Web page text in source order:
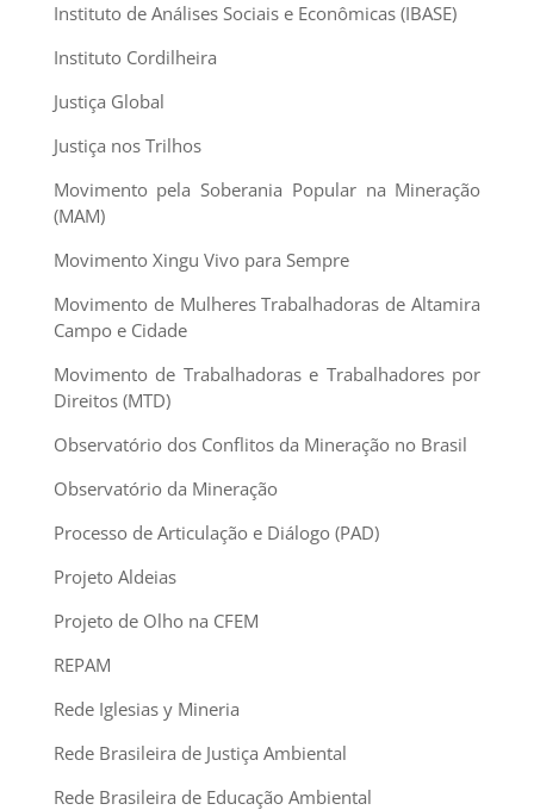
Instituto de Análises Sociais e Econômicas (IBASE)
Instituto Cordilheira
Justiça Global
Justiça nos Trilhos
Movimento pela Soberania Popular na Mineração
(MAM)
Movimento Xingu Vivo para Sempre
Movimento de Mulheres Trabalhadoras de Altamira
Campo e Cidade
Movimento de Trabalhadoras e Trabalhadores por
Direitos (MTD)
Observatório dos Conflitos da Mineração no Brasil
Observatório da Mineração
Processo de Articulação e Diálogo (PAD)
Projeto Aldeias
Projeto de Olho na CFEM
REPAM
Rede Iglesias y Mineria
Rede Brasileira de Justiça Ambiental
Rede Brasileira de Educação Ambiental